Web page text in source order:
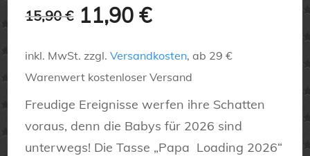
15,90€ Ursprünglicher
Preis
war:
15,90 €
11,90€Aktueller
Preis
ist:
11,90 €.
inkl. MwSt. zzgl.Versandkosten, ab 29 €
Warenwert kostenloser Versand
Freudige Ereignisse werfen ihre Schatten
voraus, denn die Babys für 2026 sind
unterwegs! Die Tasse „Papa Loading 2026“